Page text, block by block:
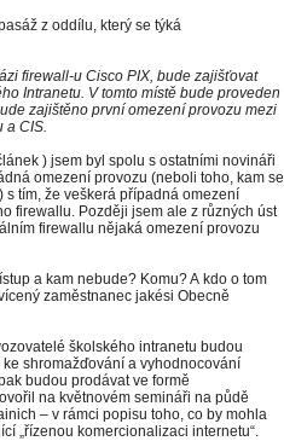
z oddílu, který se týká
firewall-u Cisco PIX, bude zajišťovat
Intranetu. V tomto místě bude proveden
zajištěno první omezení provozu mezi
a CIS.
) jsem byl spolu s ostatními novináři
omezení provozu (neboli toho, kam se
tím, že veškerá případná omezení
firewallu. Později jsem ale z různých úst
firewallu nějaká omezení provozu
a kam nebude? Komu? A kdo o tom
zaměstnanec jakési Obecně
školského intranetu budou
shromažďování a vyhodnocování
budou prodávat ve formě
na květnovém semináři na půdě
– v rámci popisu toho, co by mohla
„řízenou komercionalizaci internetu“.